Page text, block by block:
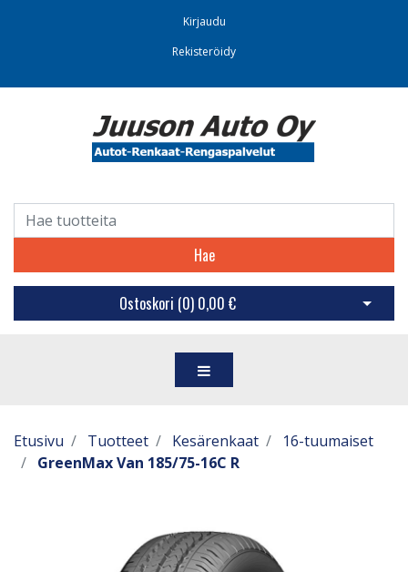
Kirjaudu
Rekisteröidy
Hae
Ostoskori (0) 0,00 € Avaa
Etusivu Tuotteet Kesärenkaat
16-tuumaiset
GreenMax Van 185/75-16C R